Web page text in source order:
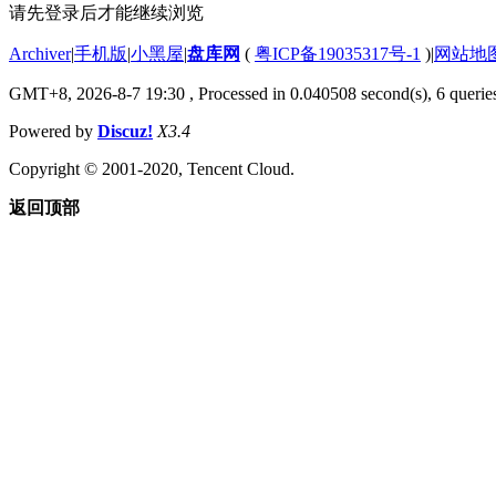
请先登录后才能继续浏览
Archiver|手机版|小黑屋|盘库网 ( 粤ICP备19035317号-1 )|网站地
GMT+8, 2026-8-7 19:30 , Processed in 0.040508 second(s), 6
Powered by Discuz! X3.4
Copyright © 2001-2020, Tencent Cloud.
返回顶部